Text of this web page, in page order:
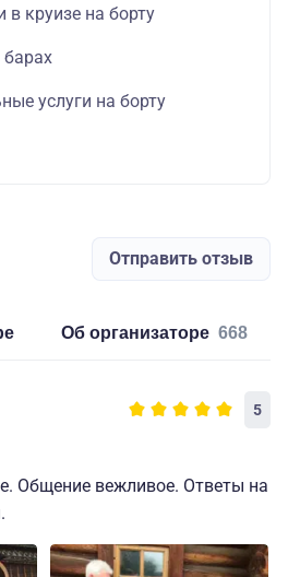
в круизе на борту
барах
услуги на борту
Отправить отзыв
об организаторе 668
5
Общение вежливое. Ответы на